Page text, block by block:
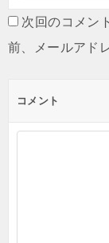
次回のコメン
前、メールアド
コメント